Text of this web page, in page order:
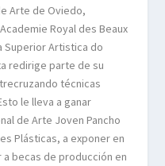
Arte de Oviedo,
Royal des Beaux
Superior Artistica do
redirige parte de su
técnicas
le lleva a ganar
de Arte Joven Pancho
Plásticas, a exponer en
becas de producción en